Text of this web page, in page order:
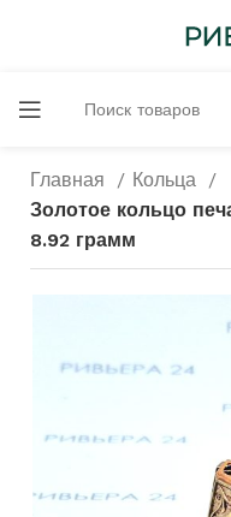
Главная
Кольца
Золотое кольцо
8.92 грамм